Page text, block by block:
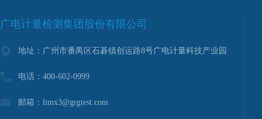
广电计量检测集团股份有限公司
地址：广州市番禺区石碁镇创运路8号广电计量科技产业园
电话：400-602-0999
邮箱：limx3@grgtest.com